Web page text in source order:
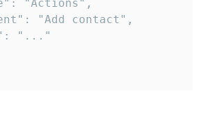
"Actions",
"Add contact",
"..."